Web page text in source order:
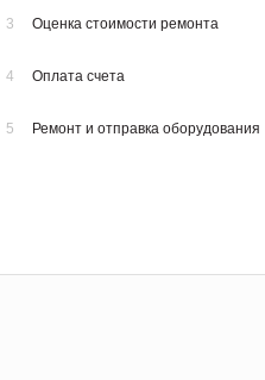
3 Оценка стоимости ремонта
4 Оплата счета
5 Ремонт и отправка оборудования